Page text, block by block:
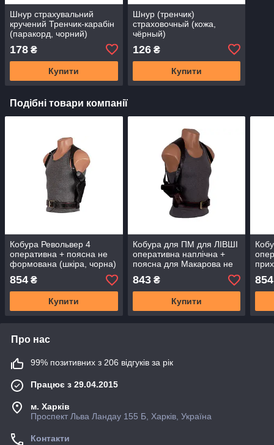
Шнур страхувальний
кручений Тренчик-карабін
(паракорд, чорний)
178 ₴
Купити
Шнур (тренчик)
страховочный (кожа,
чёрный)
126₴
Купити
Подібні товари компанії
Кобура Револьвер 4
оперативна + поясна не
формована (шкіра, чорна)
854 ₴
Купити
Кобура для ПМ для ЛІВШІ
оперативна наплічна +
поясна для Макарова не
формована (шкіряна)
843₴
Купити
854
Про нас
99% позитивних з 206 відгуків за рік
Працює з 29.04.2015
м. Харків
Проспект Льва Ландау 155 Б, Харків, Україна
Контакти